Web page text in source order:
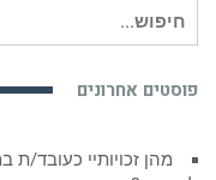
עבור:
פוסטים אחרונים
מהן זכויותיי כעובד/